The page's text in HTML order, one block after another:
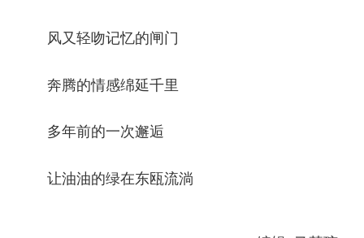
风又轻吻记忆的闸门
奔腾的情感绵延千里
多年前的一次邂逅
让油油的绿在东瓯流淌